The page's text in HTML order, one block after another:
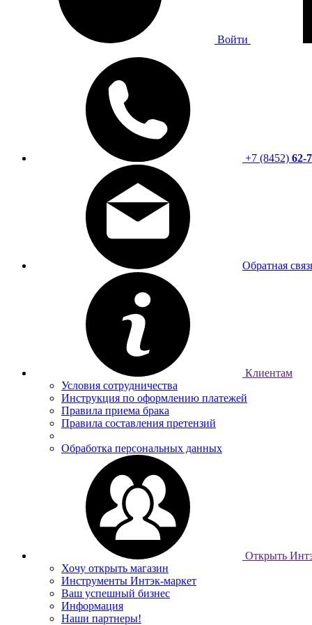
Войти
+7 (8452) 62-
Обратная
Клиентам
Условия сотрудничества
Инструкция по оформлению платежей
Правила приема брака
Правила составления претензий
Обработка персональных данных
Открыть
Хочу открыть магазин
Инструменты Интэк-маркет
Ваш успешный бизнес
Информация
Наши партнеры!